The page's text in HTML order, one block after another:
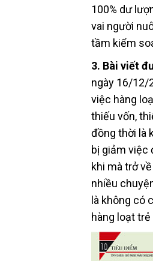
100% dư
vai người
tầm kiểm
3. Bài viết
ngày 16/12/
việc hàng
thiếu vốn,
đồng thời là
bị giảm việc
khi mà trở
nhiều
là không có
hàng loạt